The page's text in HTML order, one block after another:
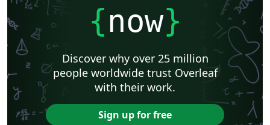
{now}
Discover why over 25 million
people worldwide trust Overleaf
with their work.
Sign up for free